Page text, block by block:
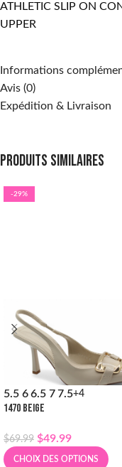
ATHLETIC SLIP ON
UPPER
Informations
Avis (0)
Expédition & Livraison
Produits similaires
-29%
5.5 6 6.5 7 7.5+4
1470 BEIGE
$69.99 $49.99
CHOIX DES OPTIONS